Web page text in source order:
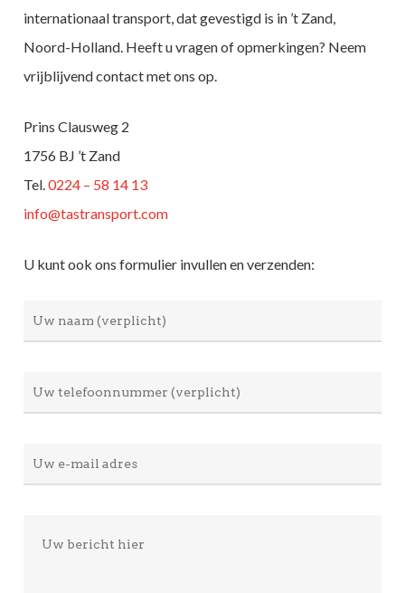
internationaal transport, dat gevestigd is in ’t Zand,
Noord-Holland. Heeft u vragen of opmerkingen? Neem
vrijblijvend contact met ons op.
Prins Clausweg 2
1756 BJ ’t Zand
Tel.0224 – 58 14 13
info@tastransport.com
U kunt ook ons formulier invullen en verzenden: